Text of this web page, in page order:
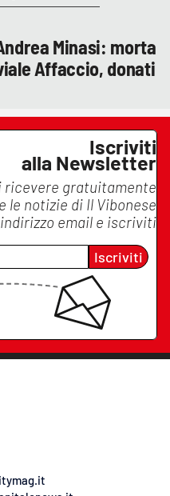
Minasi: morta
Affaccio, donati
Iscriviti
alla Newsletter
ricevere gratuitamente
le notizie di Il Vibonese
email e iscriviti
Iscriviti